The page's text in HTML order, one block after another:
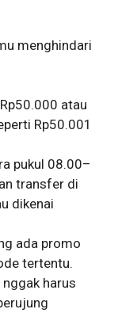
menghindari
atau
Rp50.001
pukul 08.00–
transfer di
dikenai
ada promo
tertentu.
nggak harus